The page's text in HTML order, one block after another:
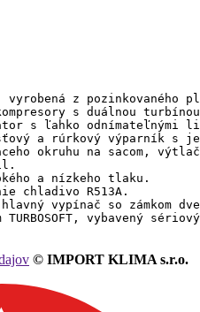
vyrobená z pozinkovaného
s duálnou
s ľahko odnímateľnými
a rúrkový výparník s
okruhu na sacom,
a nízkeho tlaku.
chladivo R513A.
vypínač so
vybavený
© IMPORT KLIMA s.r.o.